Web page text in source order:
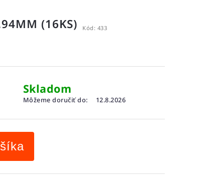
(16KS) Kód: 433
Skladom
Môžeme doručiť do: 12.8.2026